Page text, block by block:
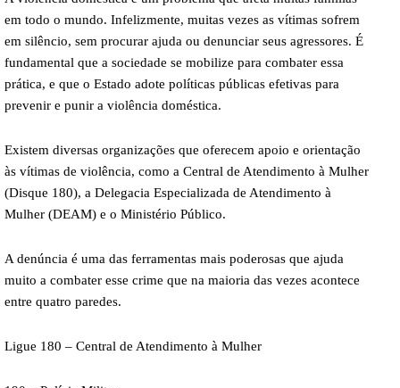
em todo o mundo. Infelizmente, muitas vezes as vítimas sofrem
em silêncio, sem procurar ajuda ou denunciar seus agressores. É
fundamental que a sociedade se mobilize para combater essa
prática, e que o Estado adote políticas públicas efetivas para
prevenir e punir a violência doméstica.
Existem diversas organizações que oferecem apoio e orientação
às vítimas de violência, como a Central de Atendimento à Mulher
(Disque 180), a Delegacia Especializada de Atendimento à
Mulher (DEAM) e o Ministério Público.
A denúncia é uma das ferramentas mais poderosas que ajuda
muito a combater esse crime que na maioria das vezes acontece
entre quatro paredes.
Ligue 180 – Central de Atendimento à Mulher